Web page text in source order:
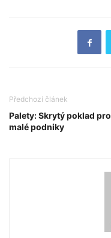
Předchozí článek
Palety: Skrytý poklad pro
malé podniky